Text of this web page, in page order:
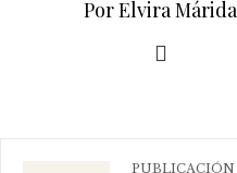
Por Elvira Márida
PUBLICACIÓN